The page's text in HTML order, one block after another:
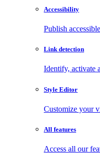
Accessibility
Publish
Link detection
Identify, activate
Style Editor
Customize your
All features
Access all our